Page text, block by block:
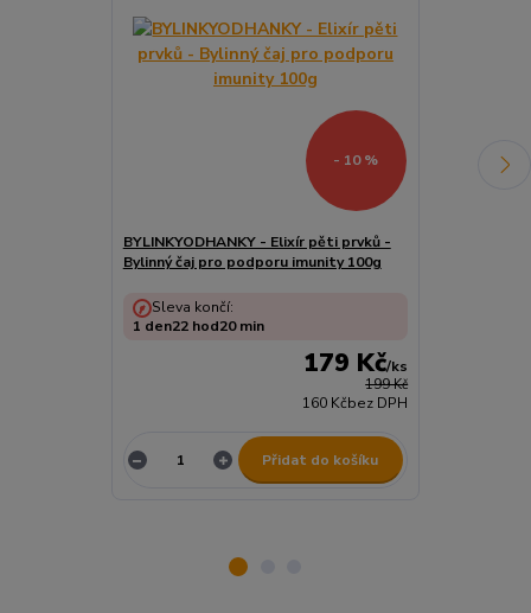
- 10 %
BYLINKYODHANKY - Elixír pěti prvků -
Bylinný čaj pro podporu imunity 100g
199 Kč
179 Kč/ks
160 Kčbez DPH
Sleva končí:
1 den22 hod20min
Přidat do košíku